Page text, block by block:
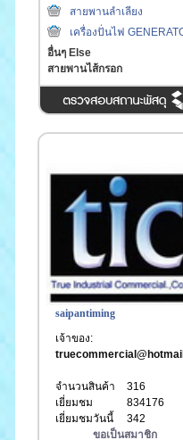
สายพานลำเลียง
เครื่องปั่นไฟ
อื่นๆ Else
สายพานไส้กรอก
saipantiming
เจ้าของ:
จำนวนสินค้า
316
เยี่ยมชม
834176
เยี่ยมชมวันนี้
342
ขอเป็นสมาชิก